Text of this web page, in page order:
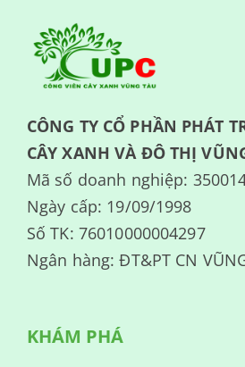
CÔNG TY CỔ PHẦN PHÁT
CÂY XANH VÀ ĐÔ THỊ
Mã số doanh nghiệp:
Ngày cấp: 19/09/1998
Số TK: 76010000004297
Ngân hàng: ĐT&PT CN
KHÁM PHÁ